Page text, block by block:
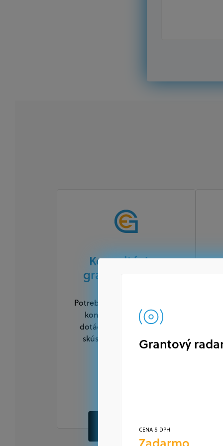
Konzultácia s
grantexpertom
Potrebujete sa zorientovať v
konkrétnych výzvach a
dotáciách? Poraďte sa so
skúseným odborníkom.
OBJEDNAŤ
Grantový
CENA S DPH